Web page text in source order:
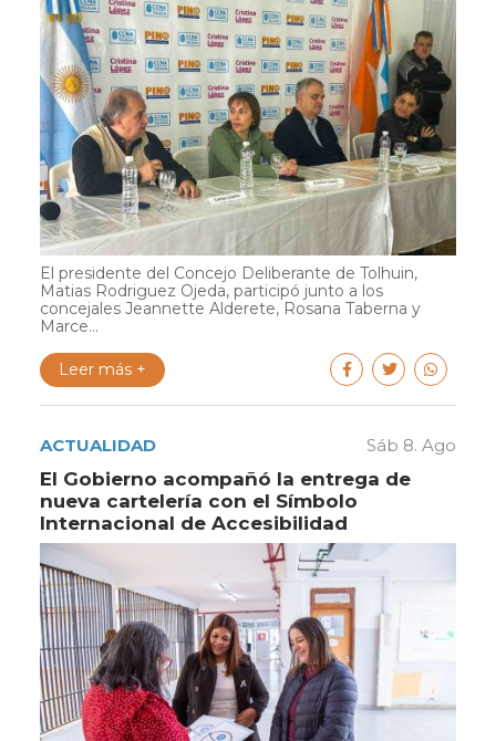
El presidente del Concejo Deliberante de Tolhuin,
Matias Rodriguez Ojeda, participó junto a los
concejales Jeannette Alderete, Rosana Taberna y
Marce...
Leer más +
ACTUALIDAD Sáb 8. Ago
El Gobierno acompañó la entrega de
nueva cartelería con el Símbolo
Internacional de Accesibilidad